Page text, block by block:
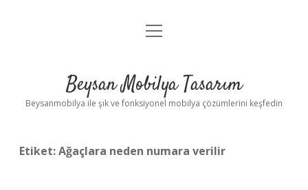
Anasayfa
Yasal Uyarı
menüyü
Beysan Mobilya Tasarım
Beysanmobilya ile şık ve fonksiyonel mobilya çözümlerini keşfedin
Etiket:Ağaçlara neden numara verilir